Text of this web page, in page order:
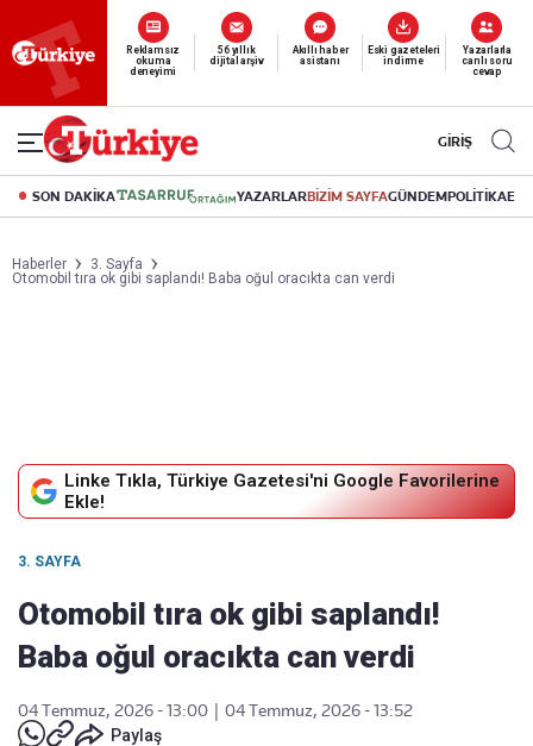
Yeni nesil dijital
abonelik 19 TL’den başlayan fiyatlarla.
GİRİŞ
SON DAKİKA YAZARLARBİZİM SAYFAGÜNDEMPOLİTİKA
Haberler
3. Sayfa
Otomobil tıra ok gibi saplandı! Baba oğul oracıkta can verdi
Linke Tıkla, Türkiye Gazetesi'ni Google Favorilerine
Ekle!
3. SAYFA
Otomobil tıra ok gibi saplandı!
Baba oğul oracıkta can verdi
04 Temmuz, 2026 - 13:00
04 Temmuz, 2026 - 13:52
Paylaş